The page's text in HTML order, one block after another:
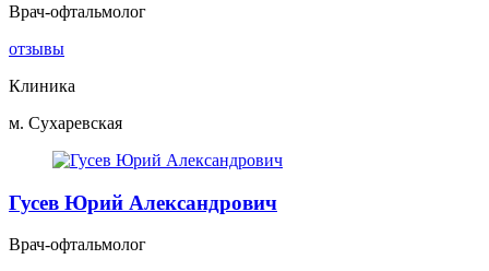
Врач-офтальмолог
отзывы
Клиника
м. Сухаревская
Гусев Юрий Александрович
Врач-офтальмолог